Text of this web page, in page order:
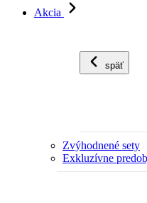
Akcia
späť
Zvýhodnené sety
Exkluzívne